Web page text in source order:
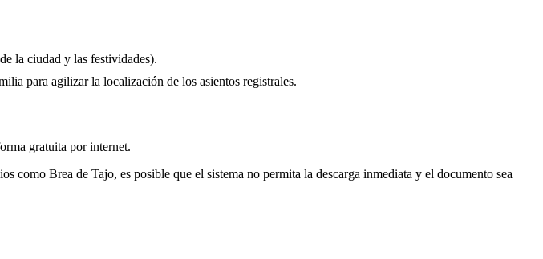
la ciudad y las festividades).
para agilizar la localización de los asientos registrales.
gratuita por internet.
Brea de Tajo, es posible que el sistema no permita la descarga inmediata y el documento sea